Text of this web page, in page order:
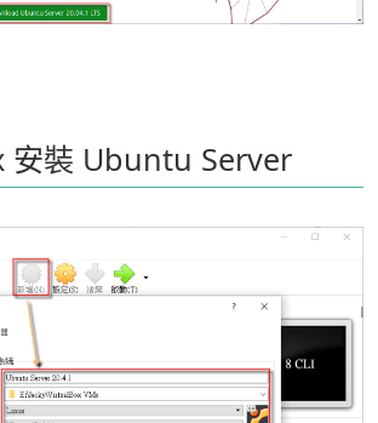
安裝 Ubuntu Server